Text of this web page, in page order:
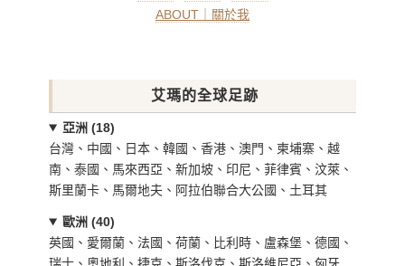
ABOUT｜關於我
艾瑪的全球足跡
亞洲 (18)
台灣、中國、日本、韓國、香港、澳門、柬埔寨、越
南、泰國、馬來西亞、新加坡、印尼、菲律賓、汶萊、
斯里蘭卡、馬爾地夫、阿拉伯聯合大公國、土耳其
歐洲 (40)
英國、愛爾蘭、法國、荷蘭、比利時、盧森堡、德國、